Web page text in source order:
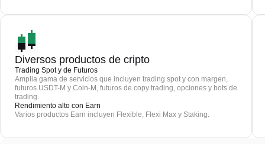
Diversos productos de cripto
Trading Spot y de Futuros
Amplia gama de servicios que incluyen trading spot y con margen,
futuros USDT-M y Coin-M, futuros de copy trading, opciones y bots de
trading.
Rendimiento alto con Earn
Varios productos Earn incluyen Flexible, Flexi Max y Staking.